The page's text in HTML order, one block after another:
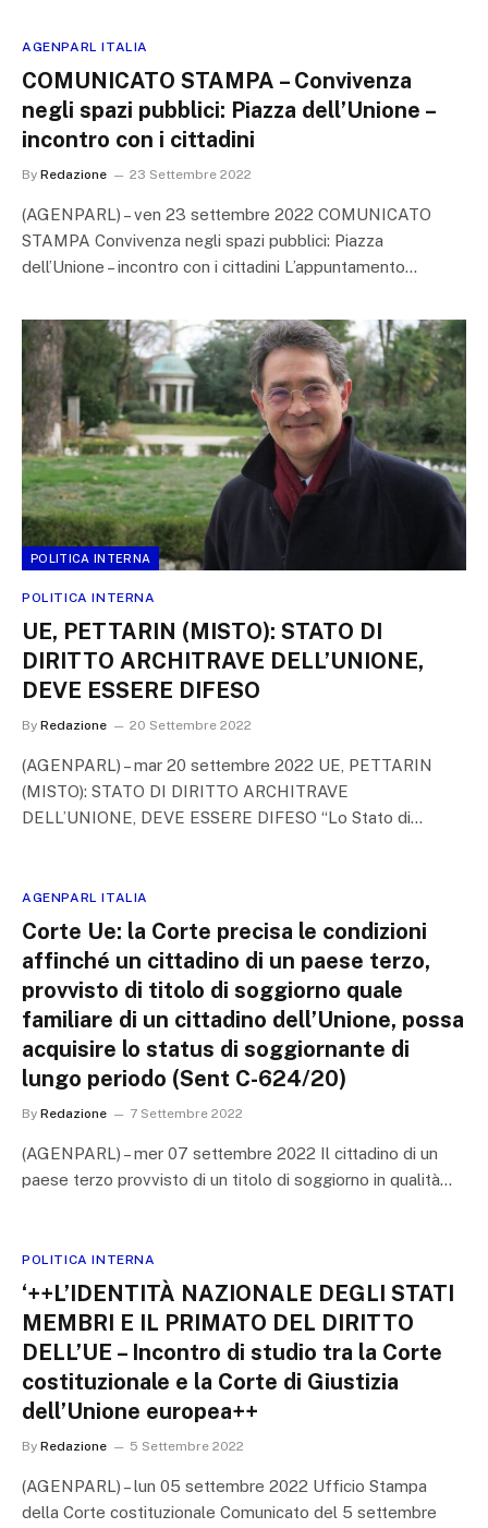
AGENPARL ITALIA
COMUNICATO STAMPA – Convivenza
negli spazi pubblici: Piazza dell’Unione –
incontro con i cittadini
By Redazione 23 Settembre 2022
(AGENPARL) – ven 23 settembre 2022 COMUNICATO
STAMPA Convivenza negli spazi pubblici: Piazza
dell’Unione – incontro con i cittadini L’appuntamento…
POLITICA INTERNA
POLITICA INTERNA
UE, PETTARIN (MISTO): STATO DI
DIRITTO ARCHITRAVE DELL’UNIONE,
DEVE ESSERE DIFESO
By Redazione 20 Settembre 2022
(AGENPARL) – mar 20 settembre 2022 UE, PETTARIN
(MISTO): STATO DI DIRITTO ARCHITRAVE
DELL’UNIONE, DEVE ESSERE DIFESO “Lo Stato di…
AGENPARL ITALIA
Corte Ue: la Corte precisa le condizioni
affinché un cittadino di un paese terzo,
provvisto di titolo di soggiorno quale
familiare di un cittadino dell’Unione, possa
acquisire lo status di soggiornante di
lungo periodo (Sent C-624/20)
By Redazione 7 Settembre 2022
(AGENPARL) – mer 07 settembre 2022 Il cittadino di un
paese terzo provvisto di un titolo di soggiorno in qualità…
POLITICA INTERNA
‘++L’IDENTITÀ NAZIONALE DEGLI STATI
MEMBRI E IL PRIMATO DEL DIRITTO
DELL’UE – Incontro di studio tra la Corte
costituzionale e la Corte di Giustizia
dell’Unione europea++
By Redazione 5 Settembre 2022
(AGENPARL) – lun 05 settembre 2022 Ufficio Stampa
della Corte costituzionale Comunicato del 5 settembre